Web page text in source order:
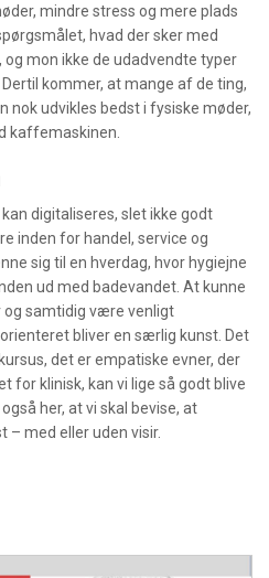
mindre stress og mere plads
hvad der sker med
mon ikke de udadvendte typer
kommer, at mange af de ting,
nok udvikles bedst i fysiske møder,
kaffemaskinen.
digitaliseres, slet ikke godt
inden for handel, service og
sig til en hverdag, hvor hygiejne
ud med badevandet. At kunne
samtidig være venligt
bliver en særlig kunst. Det
det er empatiske evner, der
for klinisk, kan vi lige så godt blive
her, at vi skal bevise, at
med eller uden visir.